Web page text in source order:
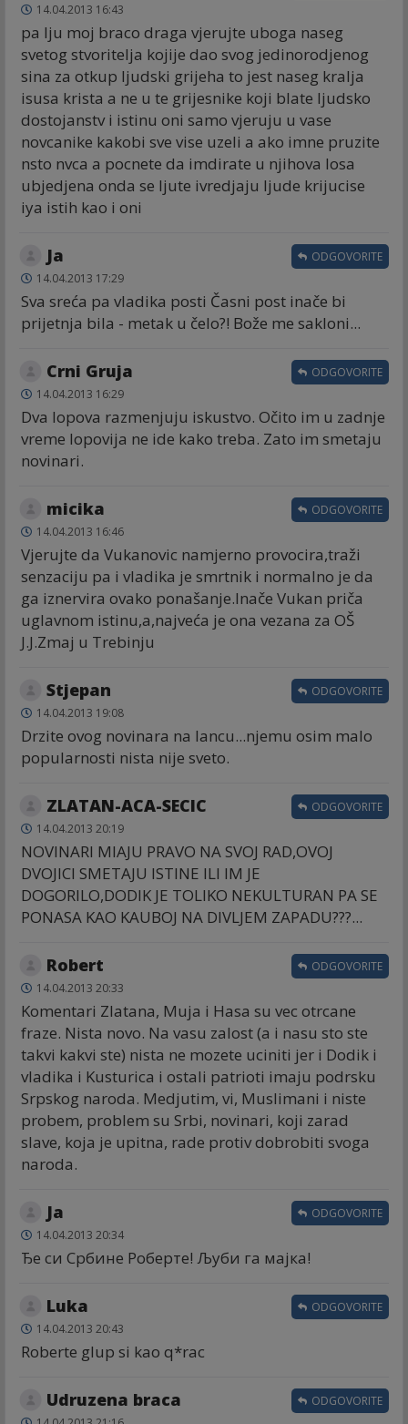
14.04.2013 16:43
pa lju moj braco draga vjerujte uboga naseg
svetog stvoritelja kojije dao svog jedinorodjenog
sina za otkup ljudski grijeha to jest naseg kralja
isusa krista a ne u te grijesnike koji blate ljudsko
dostojanstv i istinu oni samo vjeruju u vase
novcanike kakobi sve vise uzeli a ako imne pruzite
nsto nvca a pocnete da imdirate u njihova losa
ubjedjena onda se ljute ivredjaju ljude krijucise
iya istih kao i oni
Ja
14.04.2013 17:29
Sva sreća pa vladika posti Časni post inače bi
prijetnja bila - metak u čelo?! Bože me sakloni...
ODGOVORITE
Crni Gruja
14.04.2013 16:29
Dva lopova razmenjuju iskustvo. Očito im u zadnje
vreme lopovija ne ide kako treba. Zato im smetaju
novinari.
ODGOVORITE
micika
14.04.2013 16:46
Vjerujte da Vukanovic namjerno provocira,traži
senzaciju pa i vladika je smrtnik i normalno je da
ga iznervira ovako ponašanje.Inače Vukan priča
uglavnom istinu,a,najveća je ona vezana za OŠ
J.J.Zmaj u Trebinju
ODGOVORITE
Stjepan
14.04.2013 19:08
Drzite ovog novinara na lancu...njemu osim malo
popularnosti nista nije sveto.
ODGOVORITE
ZLATAN-ACA-SECIC
14.04.2013 20:19
NOVINARI MIAJU PRAVO NA SVOJ RAD,OVOJ
DVOJICI SMETAJU ISTINE ILI IM JE
DOGORILO,DODIK JE TOLIKO NEKULTURAN PA SE
PONASA KAO KAUBOJ NA DIVLJEM ZAPADU???...
ODGOVORITE
Robert
14.04.2013 20:33
Komentari Zlatana, Muja i Hasa su vec otrcane
fraze. Nista novo. Na vasu zalost (a i nasu sto ste
takvi kakvi ste) nista ne mozete uciniti jer i Dodik i
vladika i Kusturica i ostali patrioti imaju podrsku
Srpskog naroda. Medjutim, vi, Muslimani i niste
probem, problem su Srbi, novinari, koji zarad
slave, koja je upitna, rade protiv dobrobiti svoga
naroda.
ODGOVORITE
Ja
14.04.2013 20:34
Ђе си Србине Роберте! Љуби га мајка!
ODGOVORITE
Luka
14.04.2013 20:43
Roberte glup si kao q*rac
ODGOVORITE
Udruzena braca ODGOVORITE